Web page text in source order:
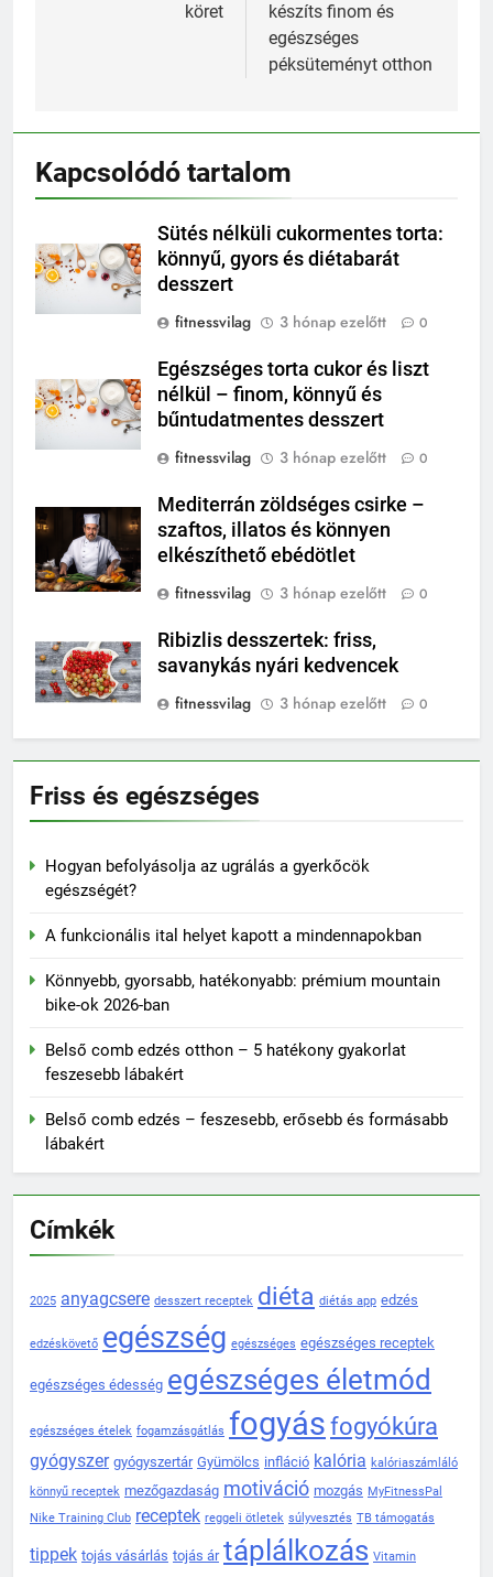
köret
készíts finom és
egészséges
péksüteményt otthon
Kapcsolódó tartalom
Sütés nélküli cukormentes torta:
könnyű, gyors és diétabarát
desszert
fitnessvilag
3 hónap ezelőtt 0
Egészséges torta cukor és liszt
nélkül – finom, könnyű és
bűntudatmentes desszert
fitnessvilag
3 hónap ezelőtt 0
Mediterrán zöldséges csirke –
szaftos, illatos és könnyen
elkészíthető ebédötlet
fitnessvilag
3 hónap ezelőtt 0
Ribizlis desszertek: friss,
savanykás nyári kedvencek
fitnessvilag
3 hónap ezelőtt 0
Friss és egészséges
Hogyan befolyásolja az ugrálás a gyerkőcök
egészségét?
A funkcionális ital helyet kapott a mindennapokban
Könnyebb, gyorsabb, hatékonyabb: prémium mountain
bike-ok 2026-ban
Belső comb edzés otthon – 5 hatékony gyakorlat
feszesebb lábakért
Belső comb edzés – feszesebb, erősebb és formásabb
lábakért
Címkék
2025 anyagcsere desszert receptek diéta diétás app edzés
edzéskövető egészség egészséges egészséges receptek
egészséges édesség egészséges életmód
egészséges ételek fogamzásgátlás fogyás fogyókúra
gyógyszer gyógyszertár Gyümölcs infláció kalória kalóriaszámláló
könnyű receptek mezőgazdaság motiváció mozgás MyFitnessPal
Nike Training Club receptek reggeli ötletek súlyvesztés TB támogatás
tippek tojás vásárlás tojás ár táplálkozás Vitamin